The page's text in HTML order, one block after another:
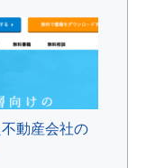
動産会社の